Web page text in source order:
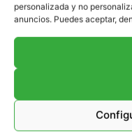
personalizada y no
anuncios. Puedes aceptar,
Acidímetro
Acidímetro MMW
para motores